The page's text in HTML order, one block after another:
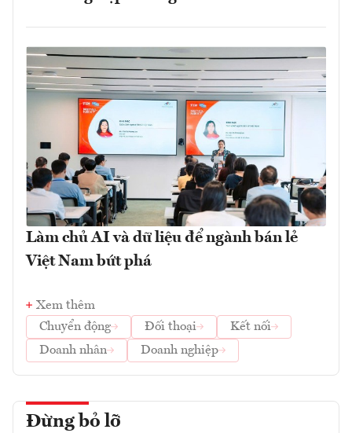
Làm chủ AI và dữ liệu để ngành bán lẻ
Việt Nam bứt phá
Xem thêm
Chuyển động
Đối thoại
Kết nối
Doanh nhân
Doanh nghiệp
Đừng bỏ lỡ